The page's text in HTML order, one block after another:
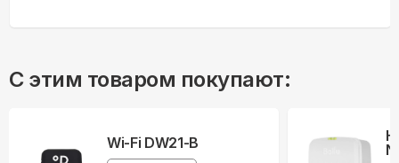
С этим товаром покупают:
Wi-Fi DW21-B